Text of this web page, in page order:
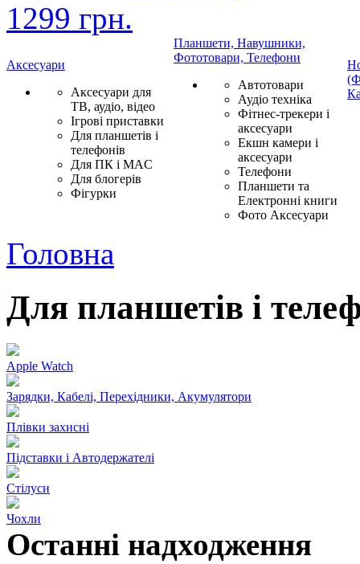
1299 грн.
Аксесуари
Аксесуари для
ТВ, аудіо, відео
Ігрові приставки
Для планшетів і
телефонів
Для ПК і MAC
Для блогерів
Фігурки
Планшети, Навушники,
Фототовари, Телефони
Автотовари
Аудіо техніка
Фітнес-трекери і
аксесуари
Екшн камери і
аксесуари
Телефони
Планшети та
Електронні книги
Фото Аксесуари
Головна
Для планшетів і
Apple Watch
Зарядки, Кабелі, Перехідники, Акумулятори
Плівки захисні
Підставки і Автодержателі
Стілуси
Чохли
Останні надходження